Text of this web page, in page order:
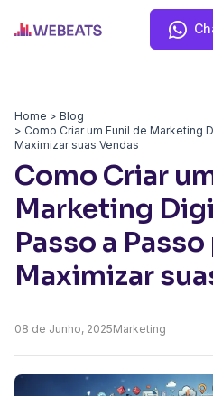
Home
Blog
Como Criar um Funil de Marketing
Maximizar suas Vendas
Como Criar
Marketing
Passo a Passo
Maximizar
08 de Junho, 2025Marketing